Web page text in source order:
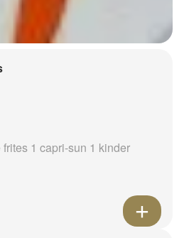
1 capri-sun 1 kinder